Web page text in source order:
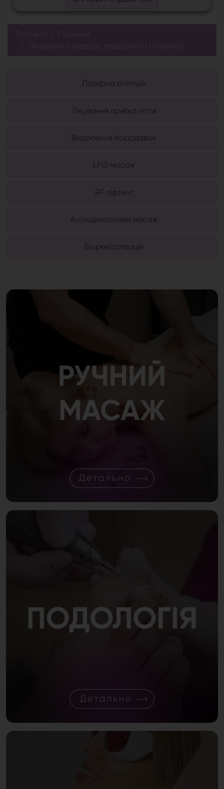
Головна
Лікування куперозу лазером на Позняках
Лазерна епіляція
Лікування грибка нігтів
Видалення бородавок
LPG масаж
RF ліфтинг
Антицелюлітний масаж
Біоревіталізація